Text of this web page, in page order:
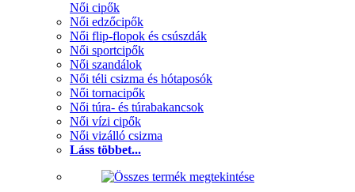
Női cipők
Női edzőcipők
Női flip-flopok és csúszdák
Női sportcipők
Női szandálok
Női téli csizma és hótaposók
Női tornacipők
Női túra- és túrabakancsok
Női vízi cipők
Női vizálló csizma
Láss többet...